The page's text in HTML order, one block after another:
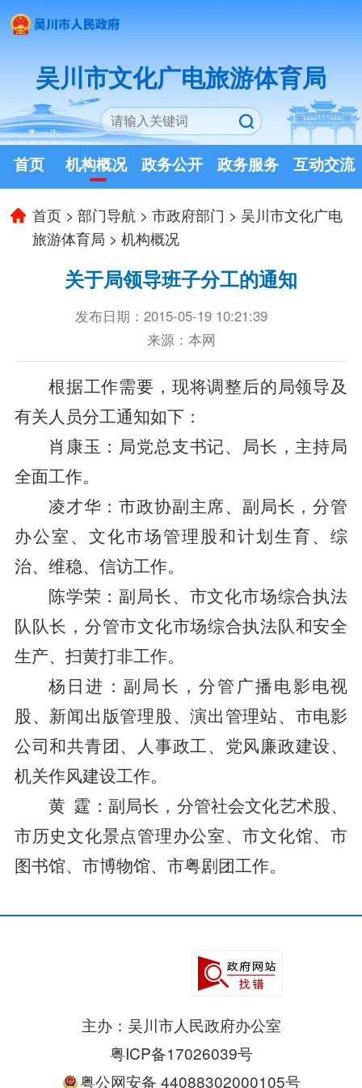
吴川市文化广电旅游体育局
首页 机构概况 政务公开 政务服务 互动交流
首页 >部门导航 >市政府部门 > 吴川市文化广电
旅游体育局 >机构概况
关于局领导班子分工的通知
发布日期：2015-05-19 10:21:39
来源：本网
根据工作需要，现将调整后的局领导及
有关人员分工通知如下：
肖康玉：局党总支书记、局长，主持局
全面工作。
凌才华：市政协副主席、副局长，分管
办公室、文化市场管理股和计划生育、综
治、维稳、信访工作。
陈学荣：副局长、市文化市场综合执法
队队长，分管市文化市场综合执法队和安全
生产、扫黄打非工作。
杨日进：副局长，分管广播电影电视
股、新闻出版管理股、演出管理站、市电影
公司和共青团、人事政工、党风廉政建设、
机关作风建设工作。
黄 霆：副局长，分管社会文化艺术股、
市历史文化景点管理办公室、市文化馆、市
图书馆、市博物馆、市粤剧团工作。
主办：吴川市人民政府办公室
粤ICP备17026039号
粤公网安备 44088302000105号